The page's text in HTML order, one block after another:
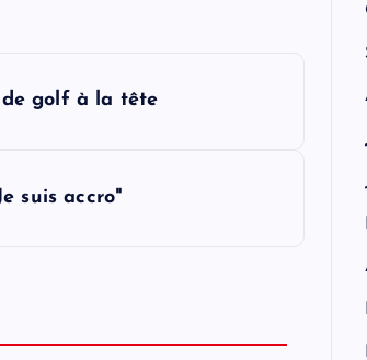
golf à la tête
suis accro"